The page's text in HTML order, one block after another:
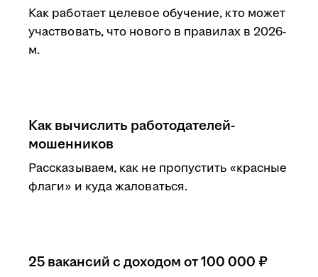
Как работает целевое обучение, кто может
участвовать, что нового в правилах в 2026-
м.
Как вычислить работодателей-
мошенников
Рассказываем, как не пропустить «красные
флаги» и куда жаловаться.
25 вакансий с доходом от 100 000 ₽